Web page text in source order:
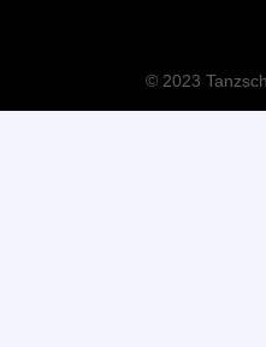
© 2023